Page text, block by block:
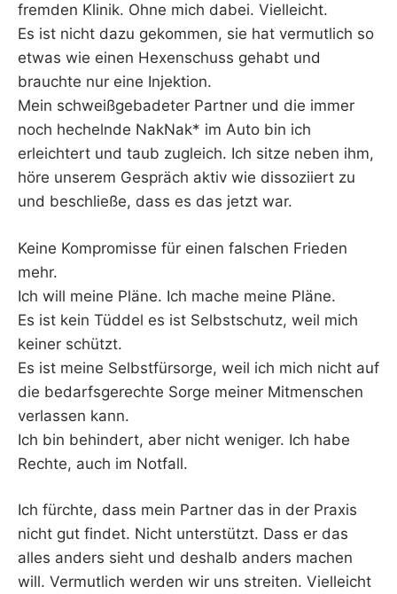
fremden Klinik. Ohne mich dabei. Vielleicht.
Es ist nicht dazu gekommen, sie hat vermutlich so
etwas wie einen Hexenschuss gehabt und
brauchte nur eine Injektion.
Mein schweißgebadeter Partner und die immer
noch hechelnde NakNak* im Auto bin ich
erleichtert und taub zugleich. Ich sitze neben ihm,
höre unserem Gespräch aktiv wie dissoziiert zu
und beschließe, dass es das jetzt war.
Keine Kompromisse für einen falschen Frieden
mehr.
Ich will meine Pläne. Ich mache meine Pläne.
Es ist kein Tüddel es ist Selbstschutz, weil mich
keiner schützt.
Es ist meine Selbstfürsorge, weil ich mich nicht auf
die bedarfsgerechte Sorge meiner Mitmenschen
verlassen kann.
Ich bin behindert, aber nicht weniger. Ich habe
Rechte, auch im Notfall.
Ich fürchte, dass mein Partner das in der Praxis
nicht gut findet. Nicht unterstützt. Dass er das
alles anders sieht und deshalb anders machen
will. Vermutlich werden wir uns streiten. Vielleicht